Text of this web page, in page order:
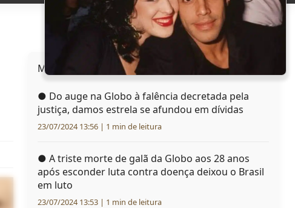
Mais lidas hoje
● Do auge na Globo à falência decretada pela
justiça, damos estrela se afundou em dívidas
23/07/2024 13:56 | 1 min de leitura
● A triste morte de galã da Globo aos 28 anos
após esconder luta contra doença deixou o Brasil
em luto
23/07/2024 13:53 | 1 min de leitura